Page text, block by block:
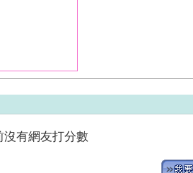
沒有網友打分數